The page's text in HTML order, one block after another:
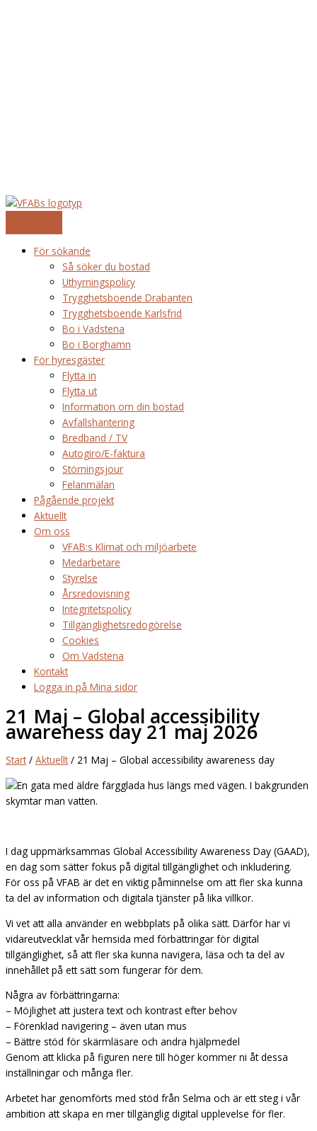
Hoppa
innehåll
För sökande
Så söker du bostad
Uthyrningspolicy
Trygghetsboende Drabanten
Trygghetsboende Karlsfrid
Bo i Vadstena
Bo i Borghamn
För hyresgäster
Flytta in
Flytta ut
Information om din bostad
Avfallshantering
Bredband / TV
Autogiro/E-faktura
Störningsjour
Felanmälan
Pågående projekt
Aktuellt
Om oss
VFAB:s Klimat och miljöarbete
Medarbetare
Styrelse
Årsredovisning
Integritetspolicy
Tillgänglighetsredogörelse
Cookies
Om Vadstena
Kontakt
Logga in på Mina sidor
21 Maj – Global accessibility
awareness day 21 maj 2026
Start/ Aktuellt/ 21 Maj – Global accessibility awareness day
I dag uppmärksammas Global Accessibility Awareness Day (GAAD),
en dag som sätter fokus på digital tillgänglighet och inkludering.
För oss på VFAB är det en viktig påminnelse om att fler ska kunna
ta del av information och digitala tjänster på lika villkor.
Vi vet att alla använder en webbplats på olika sätt. Därför har vi
vidareutvecklat vår hemsida med förbättringar för digital
tillgänglighet, så att fler ska kunna navigera, läsa och ta del av
innehållet på ett sätt som fungerar för dem.
Några av förbättringarna:
– Möjlighet att justera text och kontrast efter behov
– Förenklad navigering – även utan mus
– Bättre stöd för skärmläsare och andra hjälpmedel
Genom att klicka på figuren nere till höger kommer ni åt dessa
inställningar och många fler.
Arbetet har genomförts med stöd från Selma och är ett steg i vår
ambition att skapa en mer tillgänglig digital upplevelse för fler.